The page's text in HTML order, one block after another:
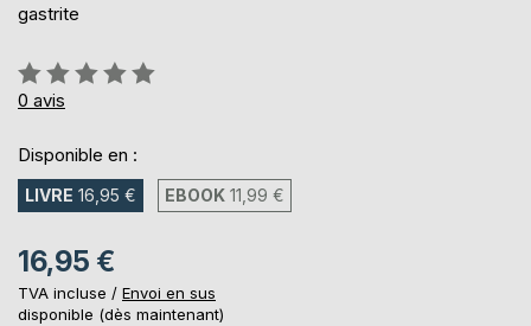
gastrite
Évaluation:
0%
0 avis
Disponible en :
LIVRE 16,95 € EBOOK 11,99 €
16,95 €
TVA incluse / Envoi en sus
disponible (dès maintenant)